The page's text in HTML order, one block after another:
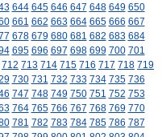
644 645 646 647 648 649 650
661 662 663 664 665 666 667
678 679 680 681 682 683 684
695 696 697 698 699 700 701
712 713 714 715 716 717 718 719
730 731 732 733 734 735 736
747 748 749 750 751 752 753
764 765 766 767 768 769 770
781 782 783 784 785 786 787